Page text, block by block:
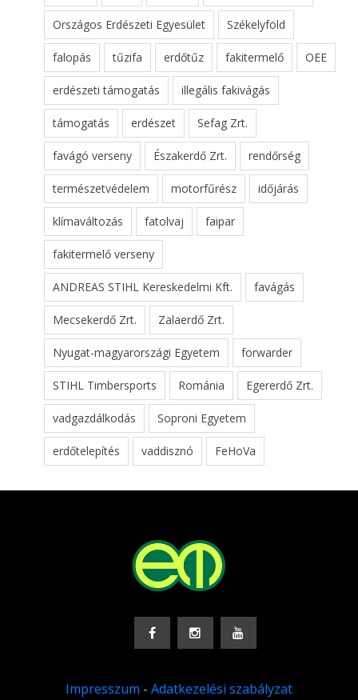
Országos Erdészeti Egyesület Székelyföld
falopás tűzifa erdőtűz fakitermelő OEE
erdészeti támogatás illegális fakivágás
támogatás erdészet Sefag Zrt.
favágó verseny Északerdő Zrt. rendőrség
természetvédelem motorfűrész időjárás
klímaváltozás fatolvaj faipar
fakitermelő verseny
ANDREAS STIHL Kereskedelmi Kft. favágás
Mecsekerdő Zrt. Zalaerdő Zrt.
Nyugat-magyarországi Egyetem forwarder
STIHL Timbersports Románia Egererdő Zrt.
vadgazdálkodás Soproni Egyetem
erdőtelepítés vaddisznó FeHoVa
Impresszum - Adatkezelési szabályzat